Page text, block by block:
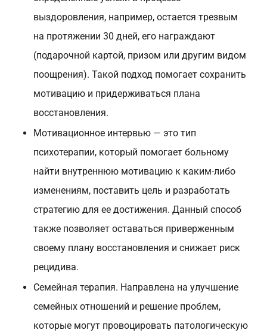
выздоровления, например, остается трезвым
на протяжении 30 дней, его награждают
(подарочной картой, призом или другим видом
поощрения). Такой подход помогает сохранить
мотивацию и придерживаться плана
восстановления.
Мотивационное интервью — это тип
психотерапии, который помогает больному
найти внутреннюю мотивацию к каким-либо
изменениям, поставить цель и разработать
стратегию для ее достижения. Данный способ
также позволяет оставаться приверженным
своему плану восстановления и снижает риск
рецидива.
Семейная терапия. Направлена на улучшение
семейных отношений и решение проблем,
которые могут провоцировать патологическую